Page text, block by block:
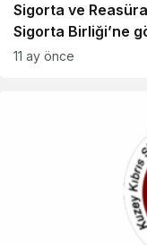
Sigorta ve
Sigorta Birliği’ne
11 ay önce